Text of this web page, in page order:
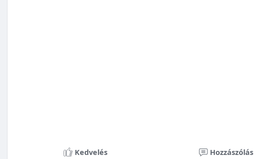
Kedvelés Hozzászólás